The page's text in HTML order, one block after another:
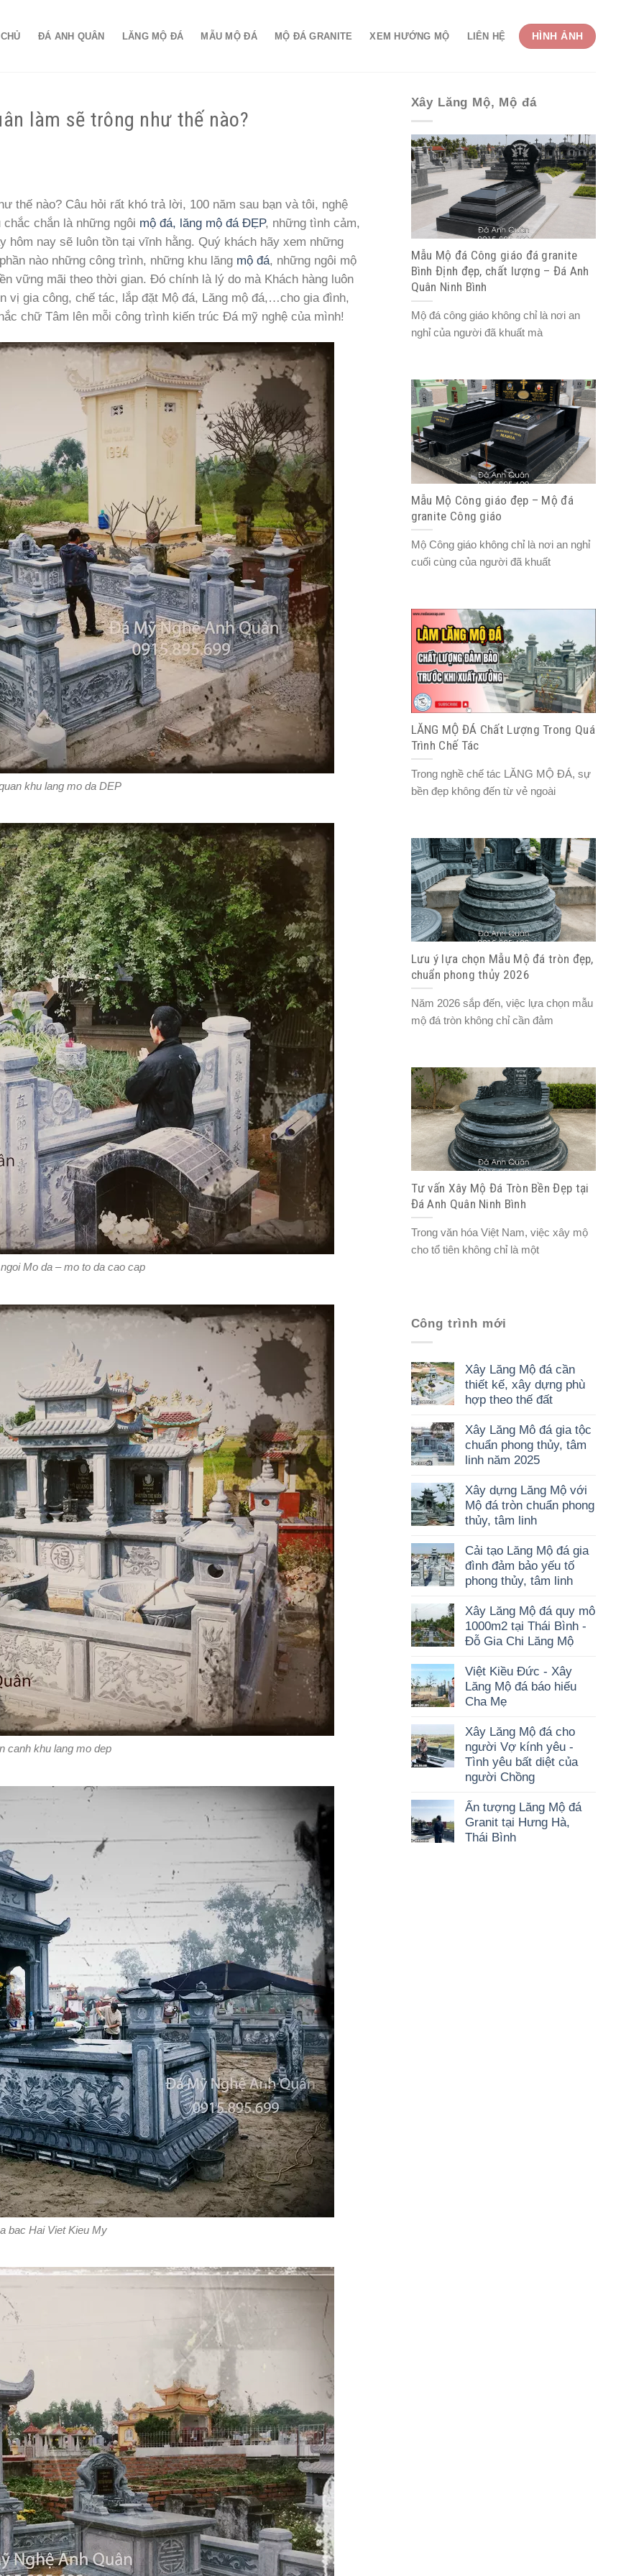
ĐÁ ANH QUÂN LĂNG MỘ ĐÁ MẪU MỘ ĐÁ MỘ ĐÁ GRANITE XEM HƯỚNG MỘ LIÊN HỆ HÌNH ẢNH
làm sẽ trông như thế nào?
thế nào? Câu hỏi rất khó trả lời, 100 năm sau bạn và tôi, nghệ
chắn là những ngôi mộ đá, lăng mộ đá ĐẸP, những tình cảm,
hôm nay sẽ luôn tồn tại vĩnh hằng. Quý khách hãy xem những
nào những công trình, những khu lăng mộ đá, những ngôi mộ
vững mãi theo thời gian. Đó chính là lý do mà Khách hàng luôn
vị gia công, chế tác, lắp đặt Mộ đá, Lăng mộ đá,…cho gia đình,
chữ Tâm lên mỗi công trình kiến trúc Đá mỹ nghệ của mình!
khu lang mo da DEP
Mo da – mo to da cao cap
canh khu lang mo dep
bac Hai Viet Kieu My
Xây Lăng Mộ, Mộ đá
Mẫu Mộ đá Công giáo đá granite
Bình Định đẹp, chất lượng – Đá Anh
Quân Ninh Bình
Mộ đá công giáo không chỉ là nơi an
nghỉ của người đã khuất mà
Mẫu Mộ Công giáo đẹp – Mộ đá
granite Công giáo
Mộ Công giáo không chỉ là nơi an nghỉ
cuối cùng của người đã khuất
LĂNG MỘ ĐÁ Chất Lượng Trong Quá
Trình Chế Tác
Trong nghề chế tác LĂNG MỘ ĐÁ, sự
bền đẹp không đến từ vẻ ngoài
Lưu ý lựa chọn Mẫu Mộ đá tròn đẹp,
chuẩn phong thủy 2026
Năm 2026 sắp đến, việc lựa chọn mẫu
mộ đá tròn không chỉ cần đảm
Tư vấn Xây Mộ Đá Tròn Bền Đẹp tại
Đá Anh Quân Ninh Bình
Trong văn hóa Việt Nam, việc xây mộ
cho tổ tiên không chỉ là một
Công trình mới
Xây Lăng Mộ đá cần
thiết kế, xây dựng phù
hợp theo thế đất
Xây Lăng Mô đá gia tộc
chuẩn phong thủy, tâm
linh năm 2025
Xây dựng Lăng Mộ với
Mộ đá tròn chuẩn phong
thủy, tâm linh
Cải tạo Lăng Mộ đá gia
đình đảm bảo yếu tố
phong thủy, tâm linh
Xây Lăng Mộ đá quy mô
1000m2 tại Thái Bình -
Đỗ Gia Chi Lăng Mộ
Việt Kiều Đức - Xây
Lăng Mộ đá báo hiếu
Cha Mẹ
Xây Lăng Mộ đá cho
người Vợ kính yêu -
Tình yêu bất diệt của
người Chồng
Ấn tượng Lăng Mộ đá
Granit tại Hưng Hà,
Thái Bình